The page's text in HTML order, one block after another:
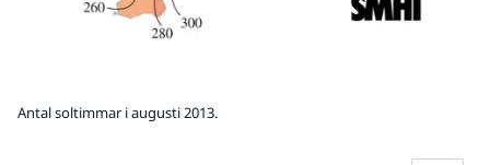
Antal soltimmar i augusti 2013.